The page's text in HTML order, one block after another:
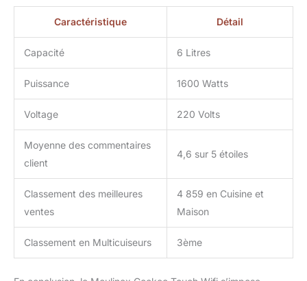
Caractéristique Détail
Capacité 6 Litres
Puissance 1600 Watts
Voltage 220 Volts
Moyenne des commentaires
client
4,6 sur 5 étoiles
Classement des meilleures
ventes
4 859 en Cuisine et
Maison
Classement en Multicuiseurs 3ème